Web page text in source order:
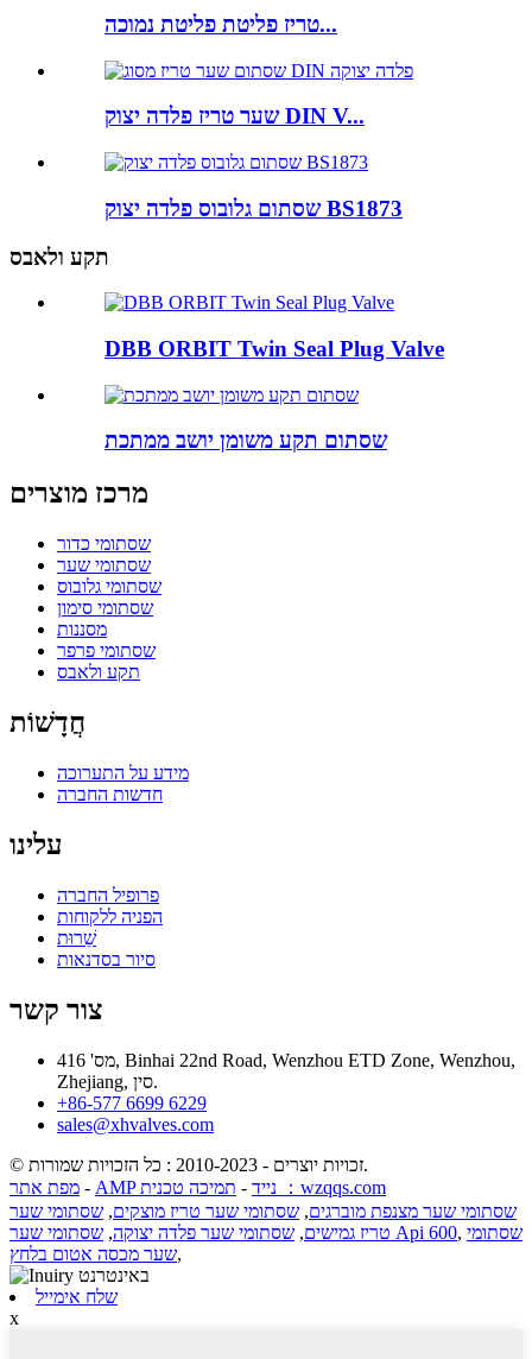
טריז פליטת פליטת נמוכה...
שער טריז פלדה יצוק DIN V...
שסתום גלובוס פלדה יצוק BS1873
תקע ולאבס
DBB ORBIT Twin Seal Plug Valve
שסתום תקע משומן יושב ממתכת
מרכז מוצרים
שסתומי כדור
שסתומי שער
שסתומי גלובוס
שסתומי סימון
מסננות
שסתומי פרפר
תקע ולאבס
חֲדָשׁוֹת
מידע על התערוכה
חדשות החברה
עלינו
פרופיל החברה
הפניה ללקוחות
שֵׁרוּת
סיור בסדנאות
צור קשר
מס' 416, Binhai 22nd Road, Wenzhou ETD Zone, Wenzhou,
Zhejiang, סין.
+86-577 6699 6229
sales@xhvalves.com
© זכויות יוצרים - 2010-2023 : כל הזכויות שמורות.
מפת אתר - AMP נייד -
תמיכה טכנית ：wzqqs.com
שסתומי שער מצנפת מוברגים, שסתומי שער טריז מוצקים, שסתומי שער
טריז גמישים, שסתומי שער פלדה יצוקה, שסתומי שער Api 600, שסתומי
שער מכסה אטום בלחץ,
שלח אימייל
x